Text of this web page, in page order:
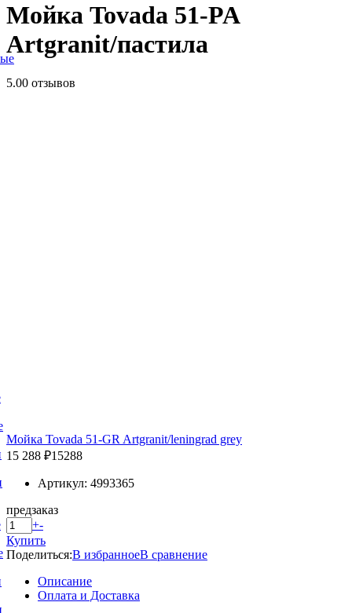
Мойка Tovada 51-PA
Artgranit/пастила
5.00 отзывов
Мойка Tovada 51-GR Artgranit/leningrad grey
15 288 ₽15288
Артикул: 4993365
предзаказ
+-
Купить
Поделиться:В избранноеВ сравнение
Описание
Оплата и Доставка